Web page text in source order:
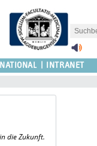
INTRANET
die Zukunft.